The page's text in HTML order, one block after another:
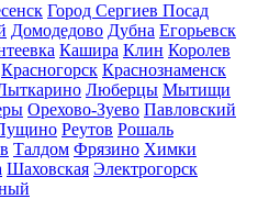
Город Сергиев Посад
Домодедово Дубна Егорьевск
Кашира Клин Королев
Красногорск Краснознаменск
Люберцы Мытищи
Орехово-Зуево Павловский
Реутов Рошаль
Талдом Фрязино Химки
Шаховская Электрогорск